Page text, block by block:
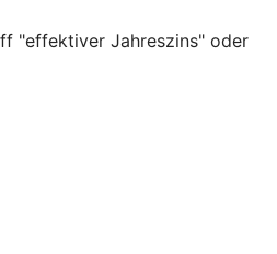
"effektiver Jahreszins" oder